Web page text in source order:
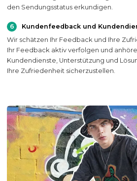
den Sendungsstatus erkundigen.
6
Kundenfeedback und
Wir schätzen Ihr Feedback und Ihre
Ihr Feedback aktiv verfolgen und
Kundendienste, Unterstützung und
Ihre Zufriedenheit sicherzustellen.